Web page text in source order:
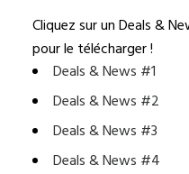
Cliquez sur un Deals &
pour le télécharger !
Deals & News #1
Deals & News #2
Deals & News #3
Deals & News #4